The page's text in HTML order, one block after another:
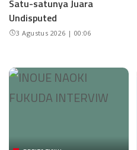
Satu-satunya Juara
Undisputed
3 Agustus 2026 | 00:06